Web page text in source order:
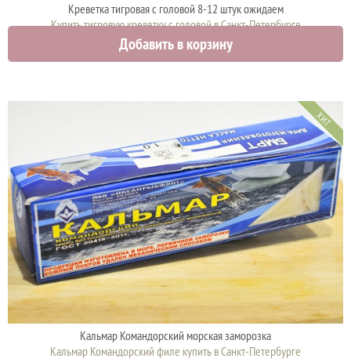
Креветка тигровая с головой 8-12 штук ожидаем
Купить тигровую креветку с головой в Санкт-Петербурге
0 руб.
Добавить в корзину
ХИТ
Кальмар Командорский морская заморозка
Кальмар Командорский филе купить в Санкт-Петербурге